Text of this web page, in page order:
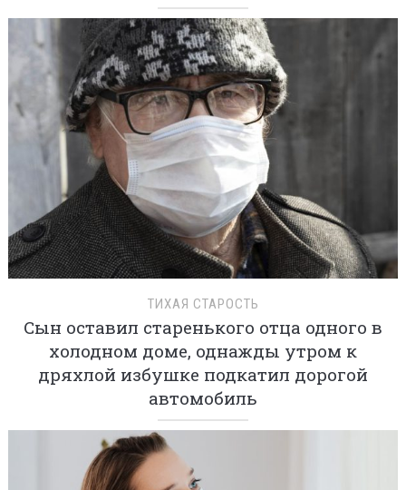
ТИХАЯ СТАРОСТЬ
Сын оставил старенького отца одного в
холодном доме, однажды утром к
дряхлой избушке подкатил дорогой
автомобиль